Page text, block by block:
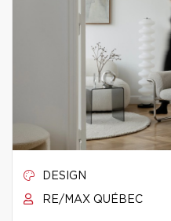
DESIGN
RE/MAX QUÉBEC